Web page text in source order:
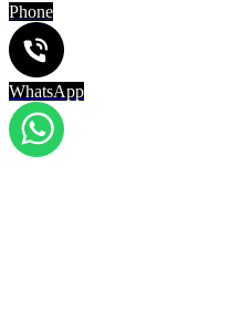
Phone
WhatsApp